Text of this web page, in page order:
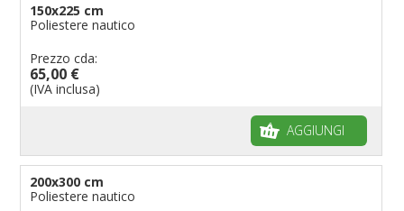
150x225 cm
Poliestere nautico
Prezzo cda:
65,00 €
(IVA inclusa)
AGGIUNGI
200x300 cm
Poliestere nautico